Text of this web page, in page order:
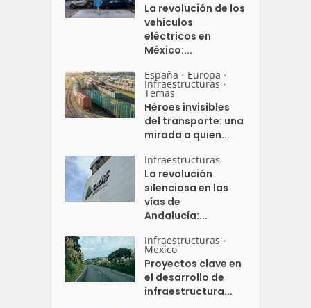
La revolución de los
vehículos
eléctricos en
México:...
España • Europa •
Infraestructuras •
Temas
Héroes invisibles
del transporte: una
mirada a quien...
Infraestructuras
La revolución
silenciosa en las
vías de
Andalucía:...
Infraestructuras •
Mexico
Proyectos clave en
el desarrollo de
infraestructura...